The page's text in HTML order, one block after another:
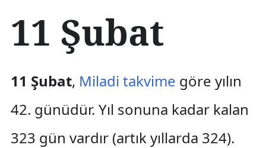
r
e
t
a
11 Şubat
11 Şubat, Miladi takvime göre yılın
42. günüdür. Yıl sonuna kadar kalan
323 gün vardır (artık yıllarda 324).